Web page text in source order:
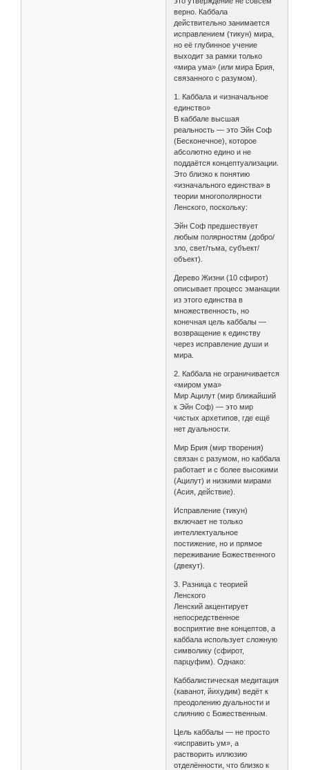
верно. Каббала
действительно занимается
исправлением (тикун) мира,
но её глубинное учение
выходит за рамки только
«мира ума» (или мира Брия,
связанного с разумом).
1. Каббала и «изначальное
единство»
В каббале высшая
реальность — это Эйн Соф
(Бесконечное), которое
абсолютно едино и не
поддаётся концептуализации.
Это близко к понятию
«изначального единства» в
теории многополярности
Ленского, поскольку:
Эйн Соф предшествует
любым полярностям (добро/
зло, свет/тьма, субъект/
объект).
Дерево Жизни (10 сфирот)
описывает процесс эманации
из этого единства в
множественность, но
конечная цель каббалы —
возвращение к единству
через исправление души и
мира.
2. Каббала не ограничивается
«миром ума»
Мир Ацилут (мир ближайший
к Эйн Соф) — это мир
чистых архетипов, где ещё
нет дуальности.
Мир Брия (мир творения)
связан с разумом, но каббала
работает и с более высокими
(Ацилут) и низкими мирами
(Асия, действие).
Исправление (тикун)
включает не только
интеллектуальное
постижение, но и прямое
переживание Божественного
(двекут).
3. Разница с теорией
Ленского
Ленский акцентирует
непосредственное
восприятие вне концептов, а
каббала использует сложную
символику (сфирот,
парцуфим). Однако:
Каббалистическая медитация
(каванот, йихудим) ведёт к
преодолению дуальности и
слиянию с Божественным.
Цель каббалы — не просто
«исправить ум», а
растворить иллюзию
отделённости, что близко к